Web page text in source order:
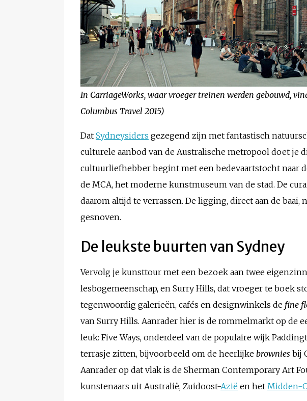
In CarriageWorks, waar vroeger treinen werden gebouwd,
Columbus Travel 2015)
Dat Sydneysiders gezegend zijn met fantastisch
culturele aanbod van de Australische metropool doet je
cultuurliefhebber begint met een bedevaartstocht naar
de MCA, het moderne kunstmuseum van de stad. De
daarom altijd te verrassen. De ligging, direct aan de
gesnoven.
De leukste buurten van Sydney
Vervolg je kunsttour met een bezoek aan twee
lesbogemeenschap, en Surry Hills, dat vroeger te boek
tegenwoordig galerieën, cafés en designwinkels de fine
van Surry Hills. Aanrader hier is de rommelmarkt op de
leuk: Five Ways, onderdeel van de populaire wijk
terrasje zitten, bijvoorbeeld om de heerlijke brownies bij
Aanrader op dat vlak is de Sherman Contemporary Art
kunstenaars uit Australië, Zuidoost-Azië en het Midden-